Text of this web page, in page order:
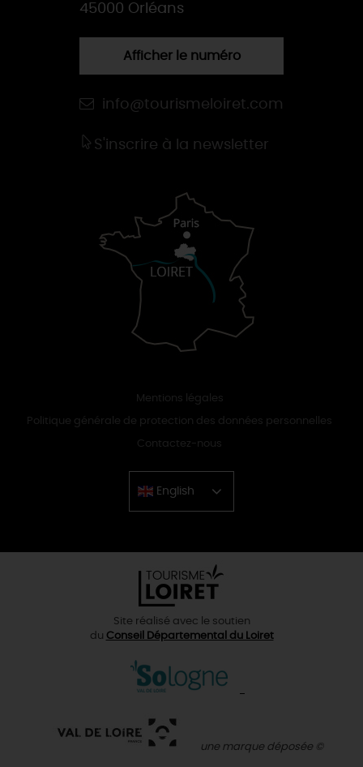
45000 Orléans
Afficher le numéro
info@tourismeloiret.com
S'inscrire à la newsletter
Mentions légales
Politique générale de protection des données personnelles
Contactez-nous
English
Chinese
Site réalisé avec le soutien
du Conseil Départemental du Loiret
une marque déposée ©